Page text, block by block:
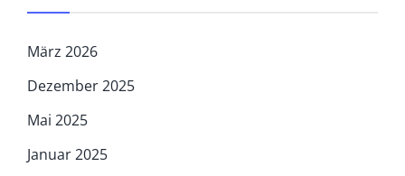
März 2026
Dezember 2025
Mai 2025
Januar 2025